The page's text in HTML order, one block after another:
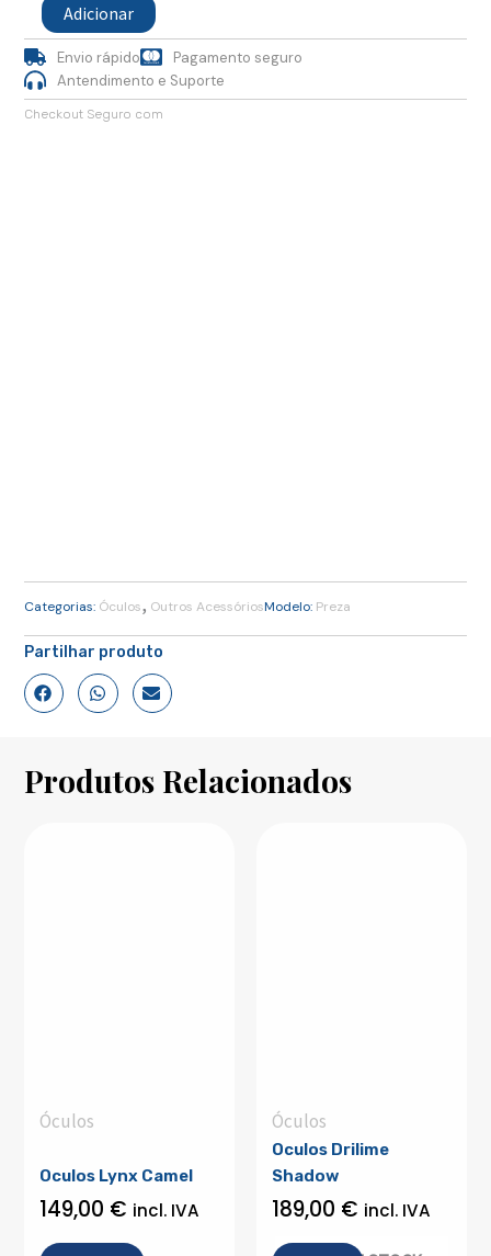
Oculos
Preza
Olive
Tortoise
Adicionar
Envio rápido
Pagamento seguro
Antendimento e Suporte
Checkout Seguro com
Categorias: Óculos, Outros AcessóriosModelo: Preza
Partilhar produto
Produtos Relacionados
Óculos
Oculos Lynx Camel
149,00 € incl. IVA
Óculos
Oculos Drilime
Shadow
189,00 € incl. IVA